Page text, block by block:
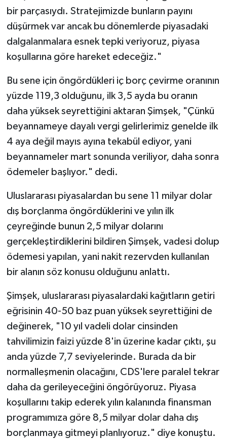
bir parçasıydı. Stratejimizde bunların payını
düşürmek var ancak bu dönemlerde piyasadaki
dalgalanmalara esnek tepki veriyoruz, piyasa
koşullarına göre hareket edeceğiz."
Bu sene için öngördükleri iç borç çevirme oranının
yüzde 119,3 olduğunu, ilk 3,5 ayda bu oranın
daha yüksek seyrettiğini aktaran Şimşek, "Çünkü
beyannameye dayalı vergi gelirlerimiz genelde ilk
4 aya değil mayıs ayına tekabül ediyor, yani
beyannameler mart sonunda veriliyor, daha sonra
ödemeler başlıyor." dedi.
Uluslararası piyasalardan bu sene 11 milyar dolar
dış borçlanma öngördüklerini ve yılın ilk
çeyreğinde bunun 2,5 milyar dolarını
gerçekleştirdiklerini bildiren Şimşek, vadesi dolup
ödemesi yapılan, yani nakit rezervden kullanılan
bir alanın söz konusu olduğunu anlattı.
Şimşek, uluslararası piyasalardaki kağıtların getiri
eğrisinin 40-50 baz puan yüksek seyrettiğini de
değinerek, "10 yıl vadeli dolar cinsinden
tahvilimizin faizi yüzde 8'in üzerine kadar çıktı, şu
anda yüzde 7,7 seviyelerinde. Burada da bir
normalleşmenin olacağını, CDS'lere paralel tekrar
daha da gerileyeceğini öngörüyoruz. Piyasa
koşullarını takip ederek yılın kalanında finansman
programımıza göre 8,5 milyar dolar daha dış
borçlanmaya gitmeyi planlıyoruz." diye konuştu.